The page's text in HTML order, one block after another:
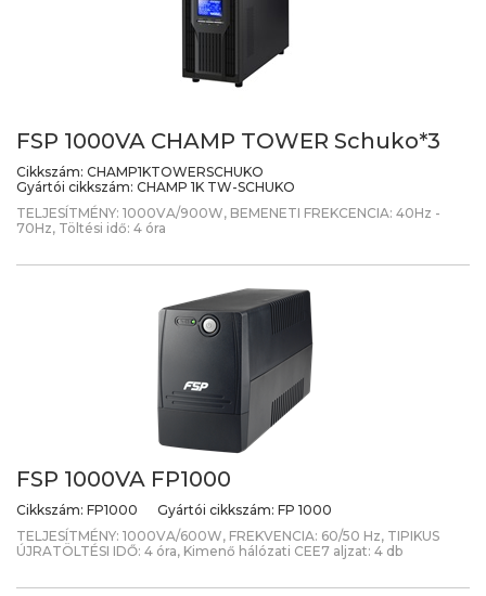
FSP 1000VA CHAMP TOWER Schuko*3
Cikkszám: CHAMP1KTOWERSCHUKO
Gyártói cikkszám: CHAMP 1K TW-SCHUKO
TELJESÍTMÉNY: 1000VA/900W, BEMENETI FREKCENCIA: 40Hz -
70Hz, Töltési idő: 4 óra
FSP 1000VA FP1000
Cikkszám: FP1000 Gyártói cikkszám: FP 1000
TELJESÍTMÉNY: 1000VA/600W, FREKVENCIA: 60/50 Hz, TIPIKUS
ÚJRATÖLTÉSI IDŐ: 4 óra, Kimenő hálózati CEE7 aljzat: 4 db